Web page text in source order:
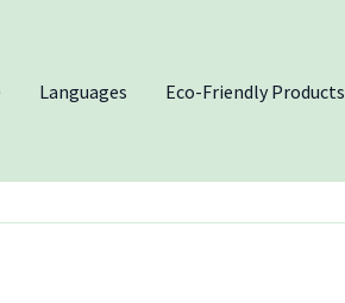
Languages Eco-Friendly Products